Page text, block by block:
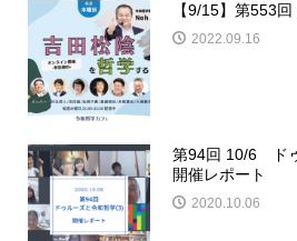
【9/15】第553
2022.09.16
第94回 10/6 ド
開催レポート
2020.10.06